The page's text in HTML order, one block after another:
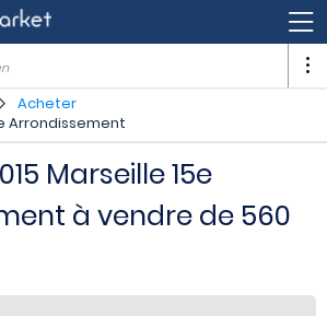
Acheter
Arrondissement
Marseille 15e
à vendre de 560